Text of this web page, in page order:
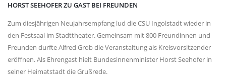
HORST SEEHOFER ZU GAST BEI FREUNDEN
Zum diesjährigen Neujahrsempfang lud die CSU Ingolstadt wieder in
den Festsaal im Stadttheater. Gemeinsam mit 800 Freundinnen und
Freunden durfte Alfred Grob die Veranstaltung als Kreisvorsitzender
eröffnen. Als Ehrengast hielt Bundesinnenminister Horst Seehofer in
seiner Heimatstadt die Grußrede.